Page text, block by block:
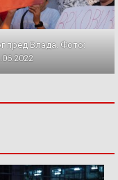
пред Влада. Фото: